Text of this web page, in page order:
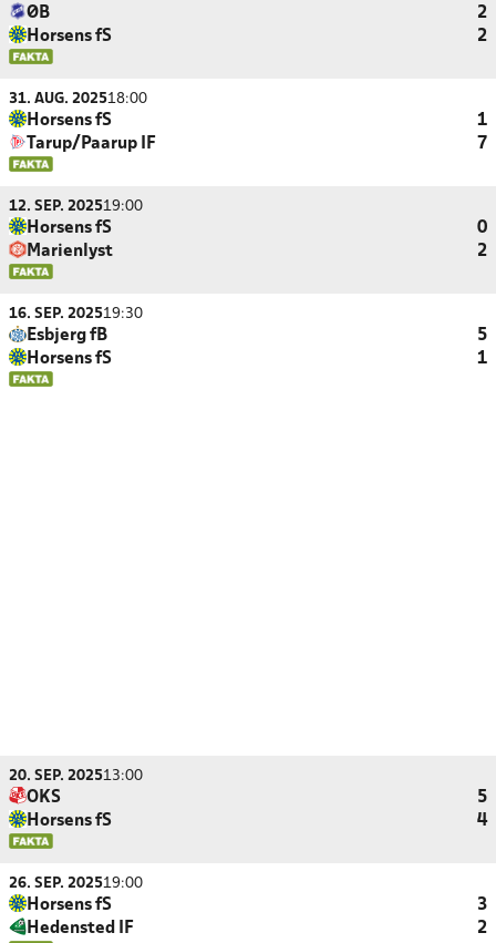
ØB
2
Horsens fS
2
31. AUG. 202518:00
Horsens fS
1
Tarup/Paarup IF
7
12. SEP. 202519:00
Horsens fS
0
Marienlyst
2
16. SEP. 202519:30
Esbjerg fB
5
Horsens fS
1
20. SEP. 202513:00
OKS
5
Horsens fS
4
26. SEP. 202519:00
Horsens fS
3
Hedensted IF
2